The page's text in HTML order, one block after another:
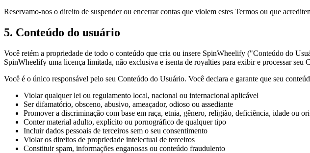
Reservamo-nos o direito de suspender ou encerrar contas que violem estes Termos ou que
5. Conteúdo do usuário
Você retém a propriedade de todo o conteúdo que cria ou insere SpinWheelify ("Conteúdo do
SpinWheelify uma licença limitada, não exclusiva e isenta de royalties para exibir e processar
Você é o único responsável pelo seu Conteúdo do Usuário. Você declara e garante que seu
Violar qualquer lei ou regulamento local, nacional ou internacional aplicável
Ser difamatório, obsceno, abusivo, ameaçador, odioso ou assediante
Promover a discriminação com base em raça, etnia, gênero, religião, deficiência, idade ou
Conter material adulto, explícito ou pornográfico de qualquer tipo
Incluir dados pessoais de terceiros sem o seu consentimento
Violar os direitos de propriedade intelectual de terceiros
Constituir spam, informações enganosas ou conteúdo fraudulento